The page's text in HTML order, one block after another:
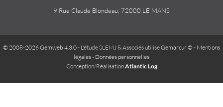
9 Rue Claude Blondeau, 72000 LE MANS
© 2008-2026 Gemweb 4.3.0- L'étude SLEMJ & Associés utiliseGemarcur © - Mentions
légales- Données personnelles
Conception/RéalisationAtlantic Log